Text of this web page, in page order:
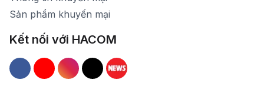
Sản phẩm khuyến mại
Kết nối với HACOM
Hacom Facebook
Hacom YouTube
Hacom Instagram
Hacom TikTok